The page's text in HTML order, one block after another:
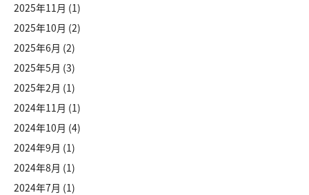
2025年11月 (1)
2025年10月 (2)
2025年6月 (2)
2025年5月 (3)
2025年2月 (1)
2024年11月 (1)
2024年10月 (4)
2024年9月 (1)
2024年8月 (1)
2024年7月 (1)